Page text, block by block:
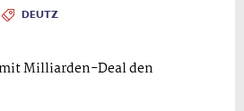
DEUTZ
Milliarden-Deal den